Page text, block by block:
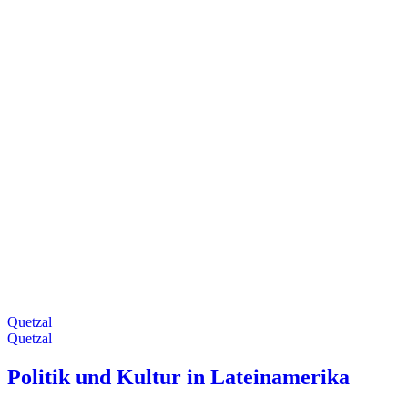
Quetzal
Quetzal
Politik und Kultur in Lateinamerika